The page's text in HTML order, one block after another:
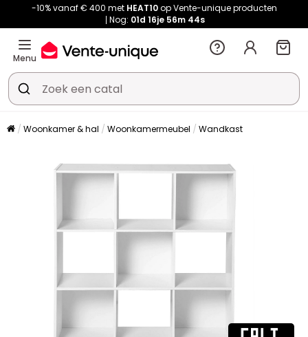
-10% vanaf € 400 met HEAT10op Vente-unique producten
Nog: 01d 16je 56m 43s
Menu
Woonkamer & hal Woonkamermeubel Wandkast